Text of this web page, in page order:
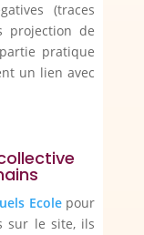
(traces
projection de
pratique
un lien avec
Ecolepour
sur le site, ils